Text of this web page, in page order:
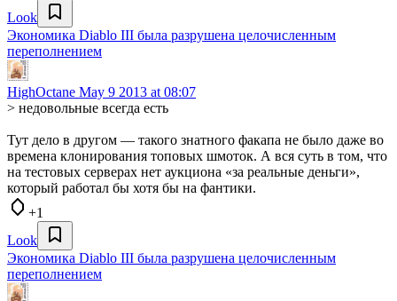
Look
Экономика Diablo III была разрушена целочисленным
переполнением
HighOctane May 9 2013 at 08:07
> недовольные всегда есть
Тут дело в другом — такого знатного факапа не было даже во
времена клонирования топовых шмоток. А вся суть в том, что
на тестовых серверах нет аукциона «за реальные деньги»,
который работал бы хотя бы на фантики.
+1
Look
Экономика Diablo III была разрушена целочисленным
переполнением